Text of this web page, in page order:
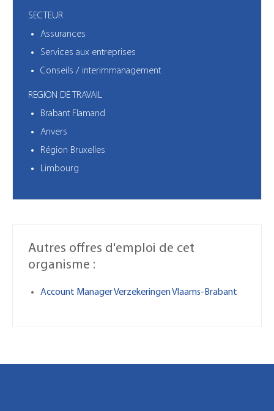
SECTEUR
Assurances
Services aux entreprises
Conseils / interimmanagement
REGION DE TRAVAIL
Brabant Flamand
Anvers
Région Bruxelles
Limbourg
Autres offres d'emploi de cet
organisme :
Account Manager Verzekeringen Vlaams-Brabant